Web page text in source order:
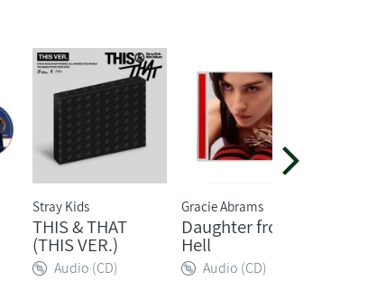
Stray Kids
THIS & THAT
(THIS VER.)
Audio (CD)
Gracie Abrams
Daughter from
Hell
Audio (CD)